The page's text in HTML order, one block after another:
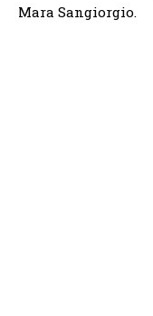
Mara Sangiorgio.